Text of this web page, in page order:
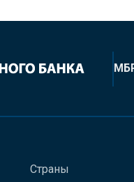
Страны